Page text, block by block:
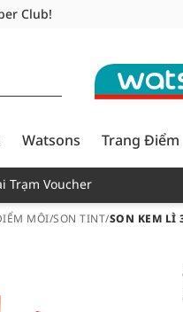
Club!
từ 249,000Đ
khu vực TP. Hồ Chí Minh
Watsons Trang Điểm
Trạm Voucher
MÔI/SON TINT/SON KEM LÌ